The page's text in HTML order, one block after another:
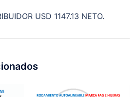
USD 1147.13 NETO.